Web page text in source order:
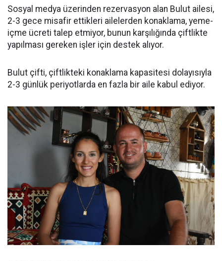
Sosyal medya üzerinden rezervasyon alan Bulut ailesi,
2-3 gece misafir ettikleri ailelerden konaklama, yeme-
içme ücreti talep etmiyor, bunun karşılığında çiftlikte
yapılması gereken işler için destek alıyor.
Bulut çifti, çiftlikteki konaklama kapasitesi dolayısıyla
2-3 günlük periyotlarda en fazla bir aile kabul ediyor.